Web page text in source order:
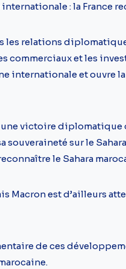
: la France
relations
commerciaux et les
internationale et ouvre
victoire
sur le
le Sahara
Macron est d’ailleurs
de ces